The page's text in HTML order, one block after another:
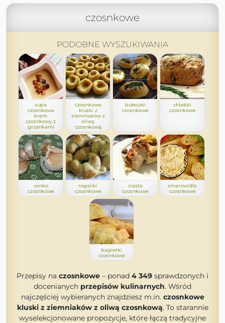
czosnkowe
PODOBNE WYSZUKIWANIA
zupa
czosnkowa
krem
czosnkowy z
grzankami
czosnkowe
kluski z
ziemniaków z
oliwą
czosnkową
bułeczki
czosnkowe
chlebki
czosnkowe
winko
czosnkowe
rogaliki
czosnkowe
ciasto
czosnkowe
smarowidło
czosnkowe
bagietki
czosnkowe
Przepisy na czosnkowe – ponad 4 349 sprawdzonych i
docenianych przepisów kulinarnych. Wśród
najczęściej wybieranych znajdziesz m.in. czosnkowe
kluski z ziemniaków z oliwą czosnkową. To starannie
wyselekcjonowane propozycje, które łączą tradycyjne